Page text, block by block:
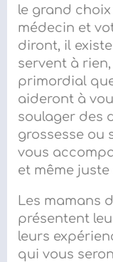
le grand
médecin et
diront, il
servent à
primordial
aideront à
soulager des
grossesse ou
vous
et même juste
Les mamans
présentent
leurs
qui vous